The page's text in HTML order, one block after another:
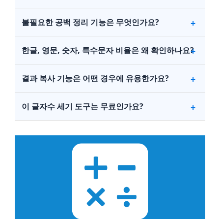
불필요한 공백 정리 기능은 무엇인가요?
한글, 영문, 숫자, 특수문자 비율은 왜 확인하나요?
결과 복사 기능은 어떤 경우에 유용한가요?
이 글자수 세기 도구는 무료인가요?